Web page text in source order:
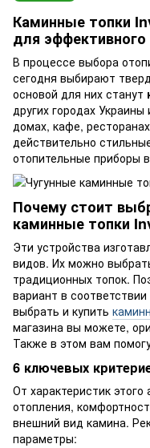
Каминные топки
для эффективного
В процессе выбора
сегодня выбирают
основой для них станут
других городах
домах, кафе,
действительно
отопительные приборы
Почему стоит
каминные топки
Эти устройства
видов. Их можно
традиционных топок.
вариант в
выбрать и купить
магазина вы можете,
Также в этом вам
6 ключевых
От характеристик этого
отопления,
внешний вид камина.
параметры: